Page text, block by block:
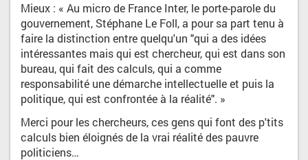
Mieux : « Au micro de France Inter, le porte-parole du
gouvernement, Stéphane Le Foll, a pour sa part tenu à
faire la distinction entre quelqu'un "qui a des idées
intéressantes mais qui est chercheur, qui est dans son
bureau, qui fait des calculs, qui a comme
responsabilité une démarche intellectuelle et puis la
politique, qui est confrontée à la réalité". »
Merci pour les chercheurs, ces gens qui font des p'tits
calculs bien éloignés de la vrai réalité des pauvre
politiciens…